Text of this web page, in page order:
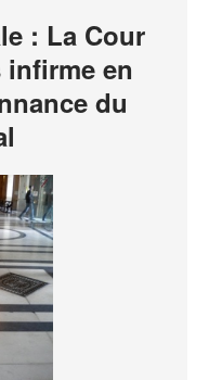
: La Cour
infirme en
du